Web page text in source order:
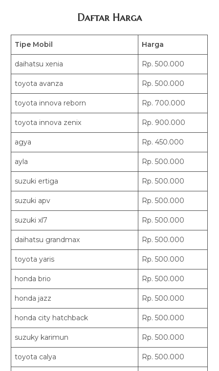
Daftar Harga
Tipe Mobil Harga
daihatsu xenia Rp. 500.000
toyota avanza Rp. 500.000
toyota innova reborn Rp. 700.000
toyota innova zenix Rp. 900.000
agya Rp. 450.000
ayla Rp. 500.000
suzuki ertiga Rp. 500.000
suzuki apv Rp. 500.000
suzuki xl7 Rp. 500.000
daihatsu grandmax Rp. 500.000
toyota yaris Rp. 500.000
honda brio Rp. 500.000
honda jazz Rp. 500.000
honda city hatchback Rp. 500.000
suzuky karimun Rp. 500.000
toyota calya Rp. 500.000